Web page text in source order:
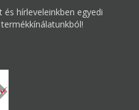
hírleveleinkben egyedi